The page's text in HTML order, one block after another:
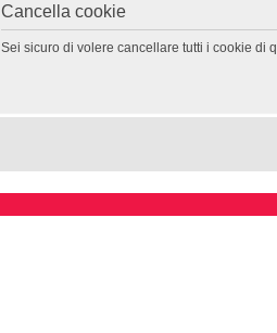
i
o
Cancella cookie
Sei sicuro di volere cancellare tutti i cookie di